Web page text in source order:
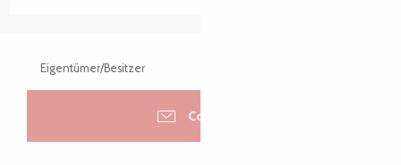
Eigentümer/Besitzer
Contacter